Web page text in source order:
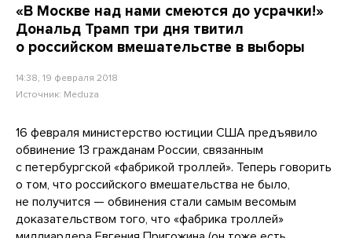
«В Москве над нами смеются до усрачки!»
Дональд Трамп три дня твитил
о российском вмешательстве в выборы
14:38, 19 февраля 2018
Источник: Meduza
16 февраля министерство юстиции США предъявило
обвинение 13 гражданам России, связанным
с петербургской «фабрикой троллей». Теперь говорить
о том, что российского вмешательства не было,
не получится — обвинения стали самым весомым
доказательством того, что «фабрика троллей»